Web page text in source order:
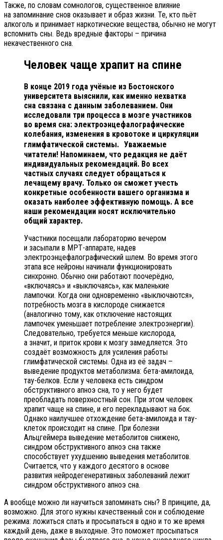
Также, по словам сомнологов, существенное влияние
на запоминание снов оказывает и образ жизни. Те, кто пьёт
алкоголь и принимает наркотические вещества, обычно не могут
вспомнить сны. Ведь вредные факторы – причина
некачественного сна.
Человек чаще храпит на спине
В конце 2019 года учёные из Бостонского
университета выяснили, как именно нехватка
сна связана с данным заболеванием. Они
исследовали три процесса в мозге участников
во время сна: электроэнцефалографические
колебания, изменения в кровотоке и циркуляции
глимфатической системы. Уважаемые
читатели! Напоминаем, что редакция не даёт
индивидуальных рекомендаций. Во всех
частных случаях следует обращаться к
лечащему врачу. Только он сможет учесть
конкретные особенности вашего организма и
оказать наиболее эффективную помощь. А все
наши рекомендации носят исключительно
общий характер.
Участники посещали лабораторию вечером
и засыпали в МРТ-аппарате, надев
электроэнцефалографический шлем. Во время этого
этапа все нейроны начинали функционировать
синхронно. Обычно они работают поочерёдно,
«включаясь» и «выключаясь», как маленькие
лампочки. Когда они одновременно «выключаются»,
потребность мозга в кислороде снижается
(аналогично тому, как отключение настоящих
лампочек уменьшает потребление электроэнергии).
Следовательно, требуется меньше кислорода,
а значит, и приток крови к мозгу замедляется. Это
создаёт возможность для усиления работы
глимфатической системы. Одна из её задач –
выведение продуктов метаболизма: бета-амилоида,
тау-белков. Если у человека есть синдром
обструктивного апноэ сна, то у него будет
преобладать поверхностный сон. При этом человек
храпит чаще на спине, и его перекладывают на бок.
Однако наилучшее отхождение бета-амилоида и тау-
клеток происходит на спине. При болезни
Альцгеймера выведение метаболитов снижено,
синдром обструктивного апноэ сна также
способствует ухудшению выведения метаболитов.
Считается, что у каждого десятого в основе
развития нейродегенеративных заболеваний лежит
синдром обструктивного апноэ сна.
А вообще можно ли научиться запоминать сны? В принципе, да,
возможно. Для этого нужны качественный сон и соблюдение
режима: ложиться спать и просыпаться в одно и то же время
каждый день, даже в выходные. Это поможет просыпаться